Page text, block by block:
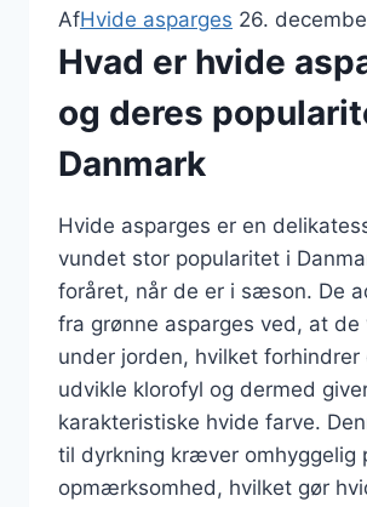
AfHvide asparges 26.
Hvad er hvide
og deres
Danmark
Hvide asparges er en
vundet stor popularitet i
foråret, når de er i sæson. De
fra grønne asparges ved, at de
under jorden, hvilket forhindrer
udvikle klorofyl og dermed
karakteristiske hvide farve.
til dyrkning kræver omhyggelig
opmærksomhed, hvilket gør